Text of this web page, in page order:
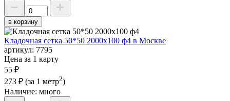
в корзину
Кладочная сетка 50*50 2000х100 ф4 в Москве
артикул: 7795
Цена за 1 карту
55 ₽
273 ₽ (за 1 метр2)
Наличие: много